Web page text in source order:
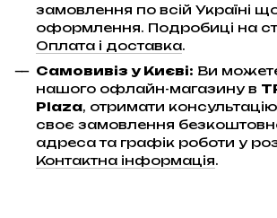
замовлення по всій Україні
оформлення. Подробиці на
Оплата і доставка.
Самовивіз у Києві: Ви
нашого офлайн-магазину в
Plaza, отримати
своє замовлення
адреса та графік роботи у
Контактна інформація.